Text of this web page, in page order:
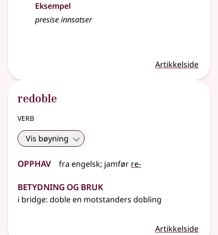
Eksempel
presiseinnsatser
Artikkelside
redoble
verb
Vis bøyning
Opphav fra engelsk; jamfør re-
Betydning og bruk
i bridge: doble en motstanders dobling
Artikkelside